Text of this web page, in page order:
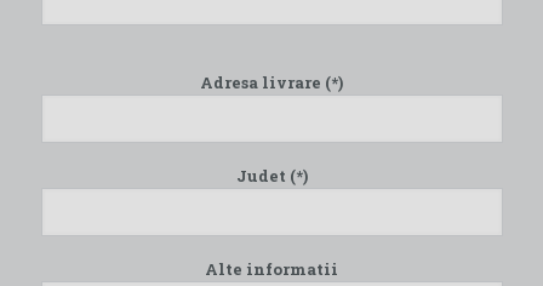
Adresa livrare (*)
Judet (*)
Alte informatii